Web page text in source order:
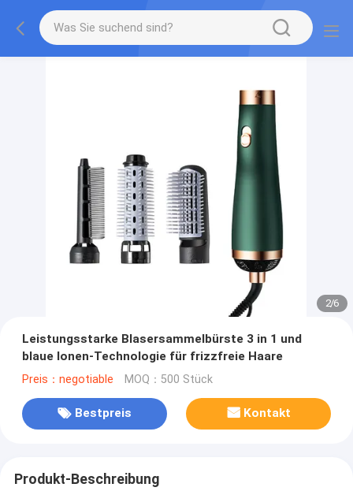
2/6
Leistungsstarke Blasersammelbürste 3 in 1 und
blaue Ionen-Technologie für frizzfreie Haare
Preis：negotiable MOQ：500 Stück
Bestpreis Kontakt
Produkt-Beschreibung